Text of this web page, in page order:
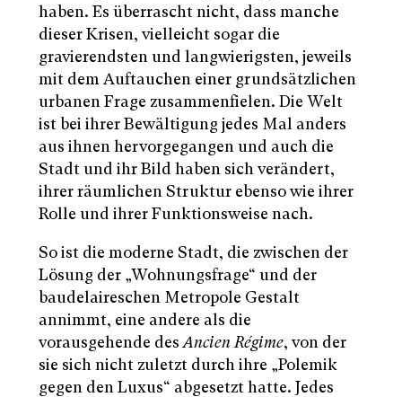
haben. Es überrascht nicht, dass manche
dieser Krisen, vielleicht sogar die
gravierendsten und langwierigsten, jeweils
mit dem Auftauchen einer grundsätzlichen
urbanen Frage zusammenfielen. Die Welt
ist bei ihrer Bewältigung jedes Mal anders
aus ihnen hervorgegangen und auch die
Stadt und ihr Bild haben sich verändert,
ihrer räumlichen Struktur ebenso wie ihrer
Rolle und ihrer Funktionsweise nach.
So ist die moderne Stadt, die zwischen der
Lösung der „Wohnungsfrage“ und der
baudelaireschen Metropole Gestalt
annimmt, eine andere als die
vorausgehende des Ancien Régime, von der
sie sich nicht zuletzt durch ihre „Polemik
gegen den Luxus“ abgesetzt hatte. Jedes